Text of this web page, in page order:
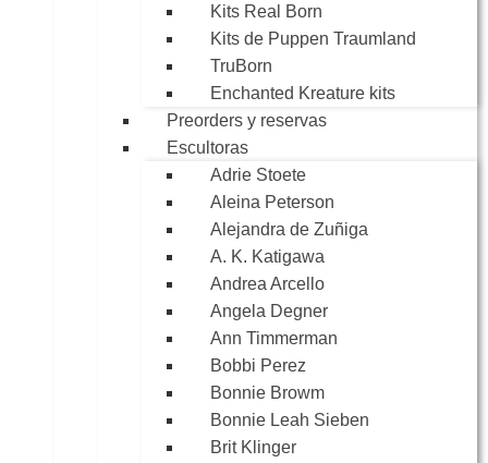
Kits Real Born
Kits de Puppen Traumland
TruBorn
Enchanted Kreature kits
Preorders y reservas
Escultoras
Adrie Stoete
Aleina Peterson
Alejandra de Zuñiga
A. K. Katigawa
Andrea Arcello
Angela Degner
Ann Timmerman
Bobbi Perez
Bonnie Browm
Bonnie Leah Sieben
Brit Klinger